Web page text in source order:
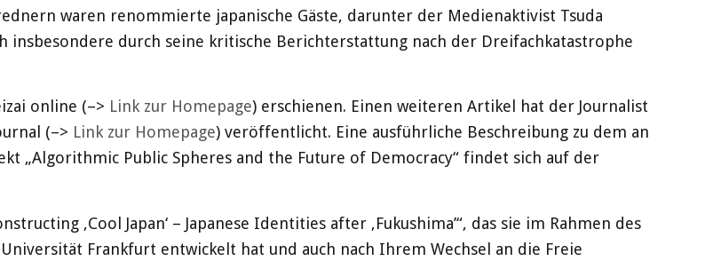
waren renommierte japanische Gäste, darunter der Medienaktivist Tsuda
insbesondere durch seine kritische Berichterstattung nach der Dreifachkatastrophe
online (–> Link zur Homepage) erschienen. Einen weiteren Artikel hat der Journalist
(–> Link zur Homepage) veröffentlicht. Eine ausführliche Beschreibung zu dem an
„Algorithmic Public Spheres and the Future of Democracy“ findet sich auf der
‚Cool Japan‘ – Japanese Identities after ‚Fukushima’“, das sie im Rahmen des
Frankfurt entwickelt hat und auch nach Ihrem Wechsel an die Freie